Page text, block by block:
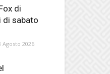
di
di sabato
Agosto 2026